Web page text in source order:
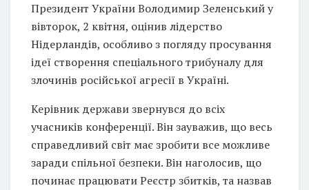
Президент України Володимир Зеленський у
вівторок, 2 квітня, оцінив лідерство
Нідерландів, особливо з погляду просування
ідеї створення спеціального трибуналу для
злочинів російської агресії в Україні.
Керівник держави звернувся до всіх
учасників конференції. Він зауважив, що весь
справедливий світ має зробити все можливе
заради спільної безпеки. Він наголосив, що
починає працювати Реєстр збитків, та назвав